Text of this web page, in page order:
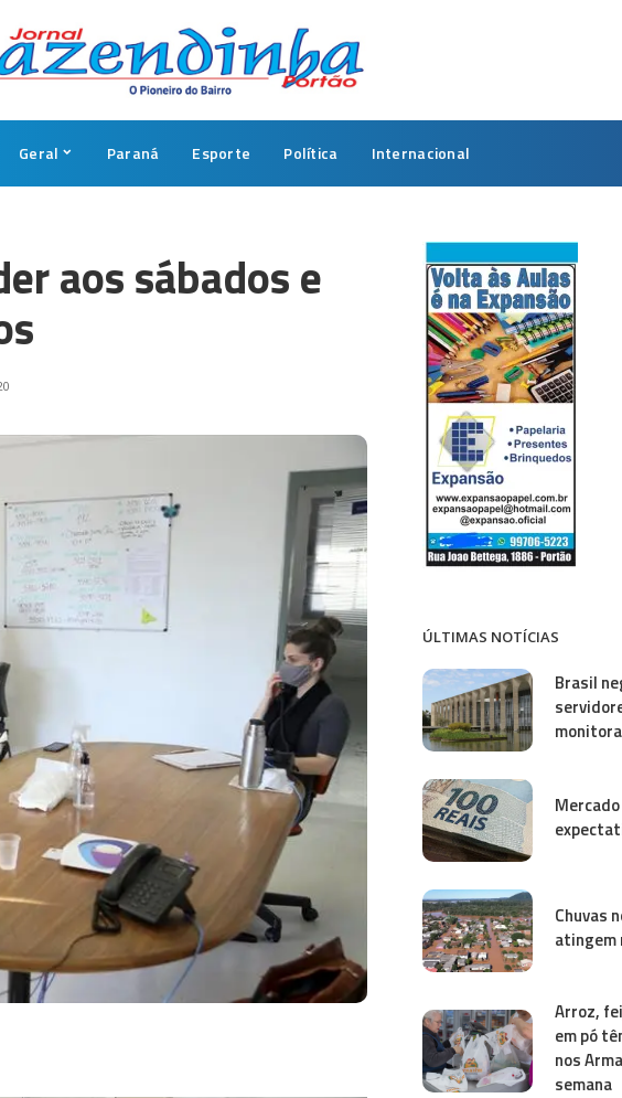
Geral Paraná Esporte Política Internacional
aos sábados e
ÚLTIMAS NOTÍCIAS
Brasil
Chuvas
atingem
Arroz,
em pó
nos
semana